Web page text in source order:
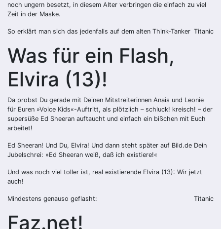
noch ungern besetzt, in diesem Alter verbringen die einfach zu viel
Zeit in der Maske.
So erklärt man sich das jedenfalls auf dem alten Think-Tanker Titanic
Was für ein Flash,
Elvira (13)!
Da probst Du gerade mit Deinen Mitstreiterinnen Anais und Leonie
für Euren »Voice Kids«-Auftritt, als plötzlich – schluck! kreisch! – der
supersüße Ed Sheeran auftaucht und einfach ein bißchen mit Euch
arbeitet!
Ed Sheeran! Und Du, Elvira! Und dann steht später auf Bild.de Dein
Jubelschrei: »Ed Sheeran weiß, daß ich existiere!«
Und was noch viel toller ist, real existierende Elvira (13): Wir jetzt
auch!
Mindestens genauso geflasht: Titanic
Faz.net!